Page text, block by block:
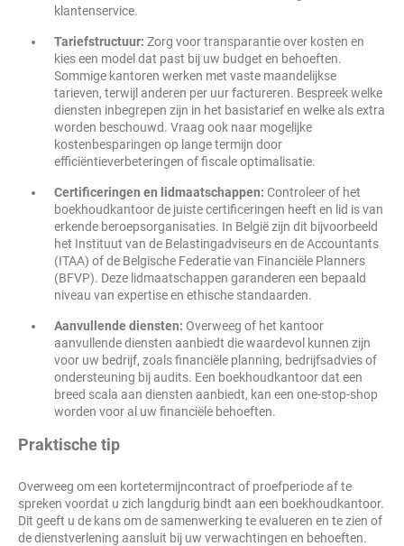
klantenservice.
Tariefstructuur: Zorg voor transparantie over kosten en
kies een model dat past bij uw budget en behoeften.
Sommige kantoren werken met vaste maandelijkse
tarieven, terwijl anderen per uur factureren. Bespreek welke
diensten inbegrepen zijn in het basistarief en welke als extra
worden beschouwd. Vraag ook naar mogelijke
kostenbesparingen op lange termijn door
efficiëntieverbeteringen of fiscale optimalisatie.
Certificeringen en lidmaatschappen: Controleer of het
boekhoudkantoor de juiste certificeringen heeft en lid is van
erkende beroepsorganisaties. In België zijn dit bijvoorbeeld
het Instituut van de Belastingadviseurs en de Accountants
(ITAA) of de Belgische Federatie van Financiële Planners
(BFVP). Deze lidmaatschappen garanderen een bepaald
niveau van expertise en ethische standaarden.
Aanvullende diensten: Overweeg of het kantoor
aanvullende diensten aanbiedt die waardevol kunnen zijn
voor uw bedrijf, zoals financiële planning, bedrijfsadvies of
ondersteuning bij audits. Een boekhoudkantoor dat een
breed scala aan diensten aanbiedt, kan een one-stop-shop
worden voor al uw financiële behoeften.
Praktische tip
Overweeg om een kortetermijncontract of proefperiode af te
spreken voordat u zich langdurig bindt aan een boekhoudkantoor.
Dit geeft u de kans om de samenwerking te evalueren en te zien of
de dienstverlening aansluit bij uw verwachtingen en behoeften.